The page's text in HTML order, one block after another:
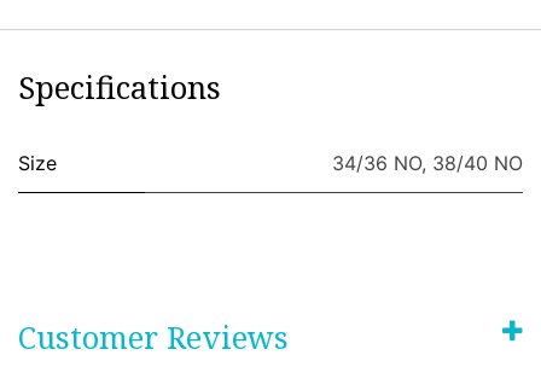
Specifications
Size 34/36 NO, 38/40 NO
Customer Reviews